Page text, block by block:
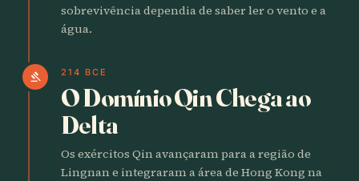
sobrevivência dependia de saber ler o vento e a
água.
gavel 214 BCE
O Domínio Qin Chega ao
Delta
Os exércitos Qin avançaram para a região de
Lingnan e integraram a área de Hong Kong na